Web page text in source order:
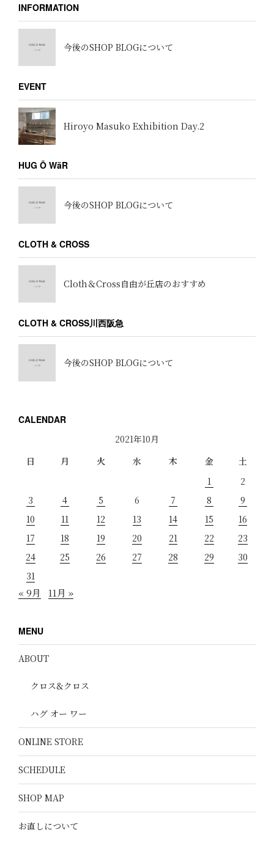
INFORMATION
今後のSHOP BLOGについて
EVENT
Hiroyo Masuko Exhibition Day.2
HUG Ō WäR
今後のSHOP BLOGについて
CLOTH & CROSS
Cloth＆Cross自由が丘店のおすすめ
CLOTH & CROSS川西阪急
今後のSHOP BLOGについて
CALENDAR
2021年10月
日
月 火 水 木 金
土
1
2
3
4 5 6 7 8
9
10
11 12 13 14 15
16
17
18 19 20 21 22
23
24
25 26 27 28 29
30
31
« 9月 11月 »
MENU
ABOUT
クロス&クロス
ハグ オー ワー
ONLINE STORE
SCHEDULE
SHOP MAP
お直しについて